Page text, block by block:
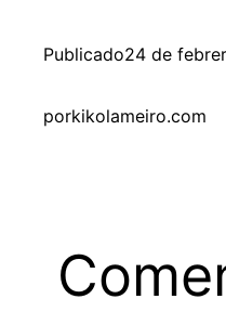
Publicado24 de
porkikolameiro.com